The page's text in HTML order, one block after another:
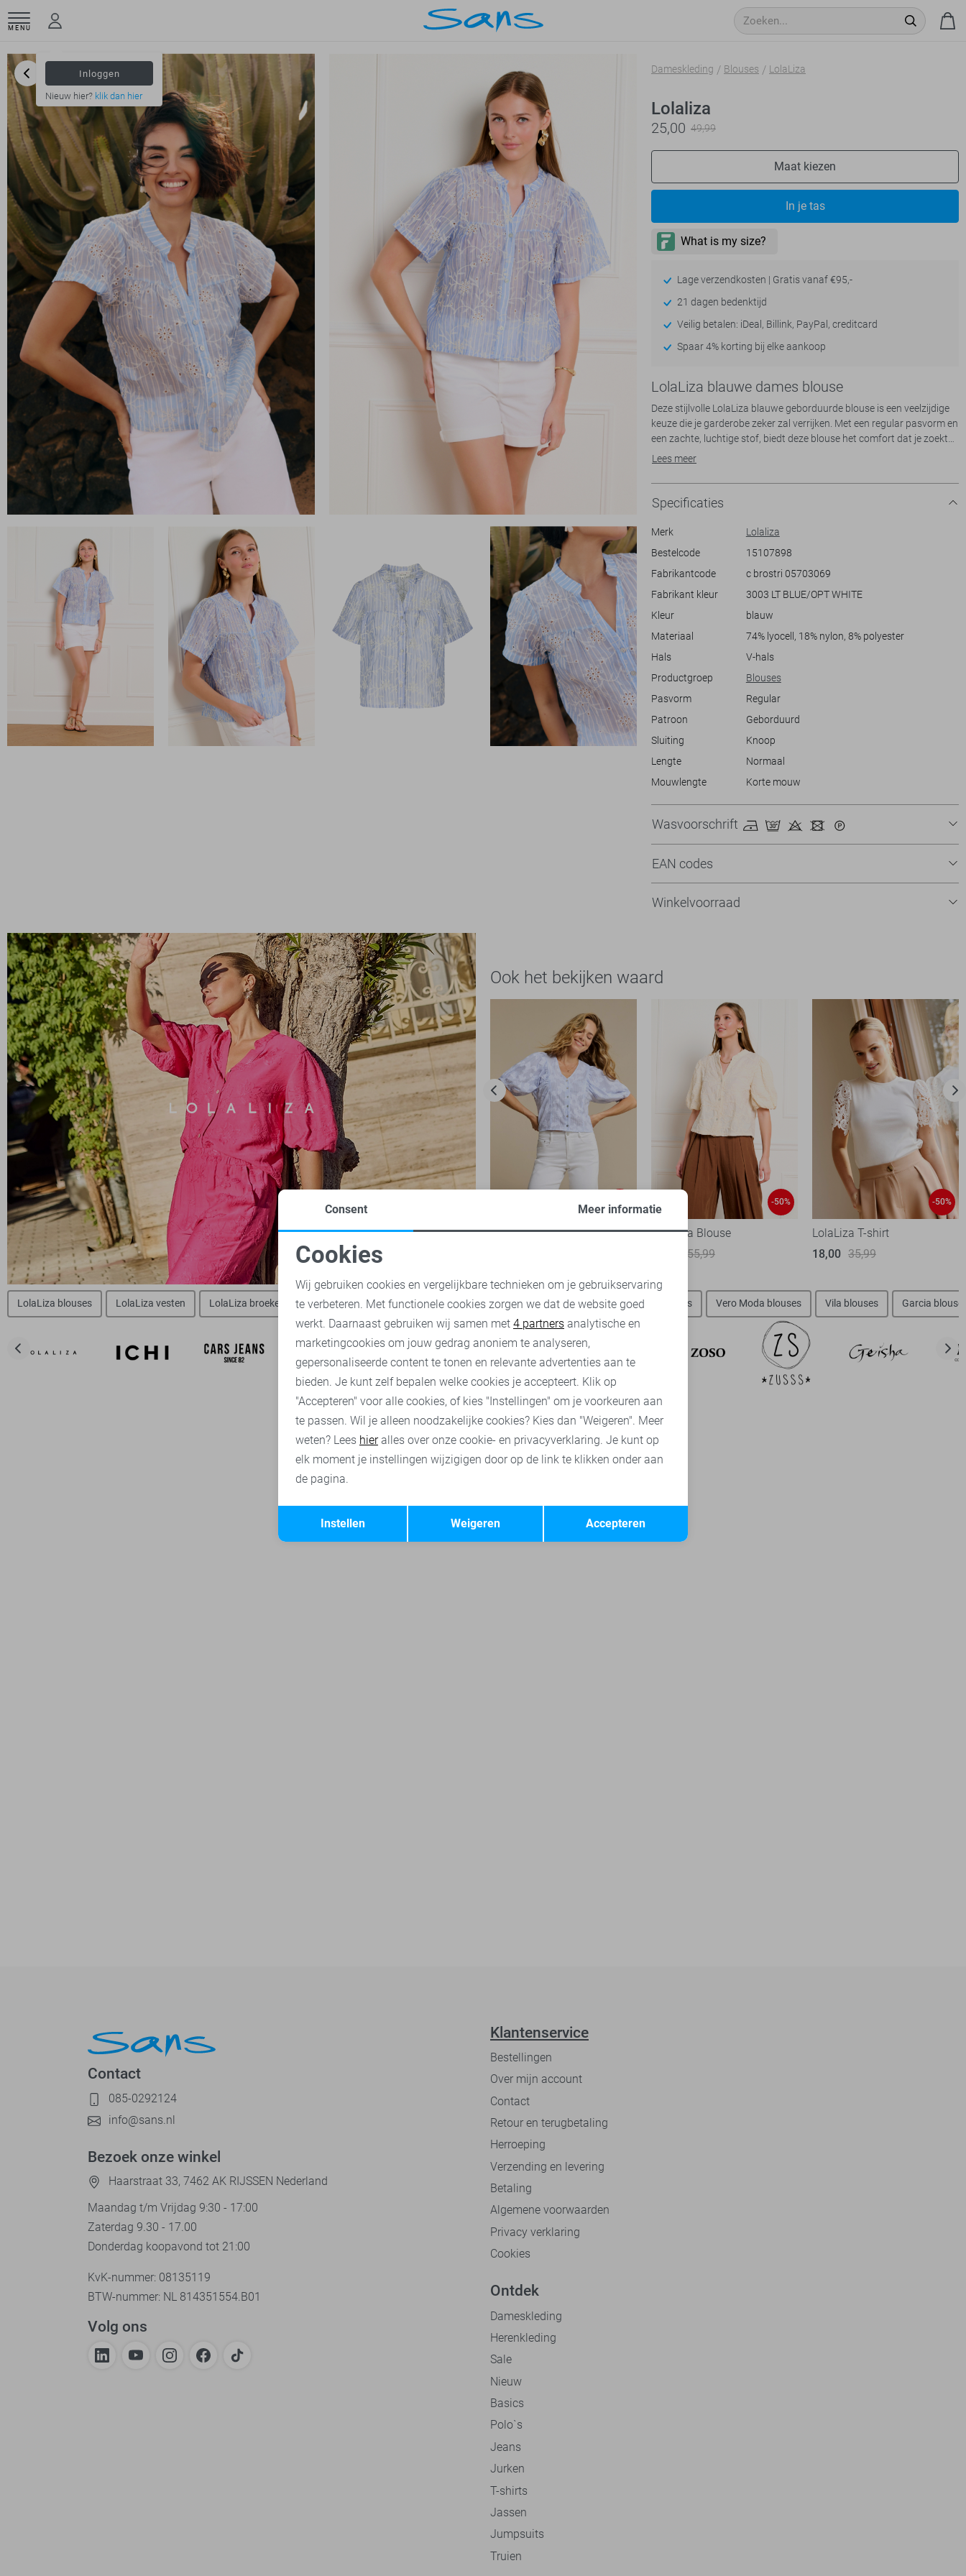
MENU
Inloggen
Nieuw hier? klik dan hier
Dameskleding Blouses LolaLiza
Lolaliza
25,00 49,99
Maat kiezen
In je tas
Lage verzendkosten | Gratis vanaf €95,-
21 dagen bedenktijd
Veilig betalen: iDeal, Billink, PayPal, creditcard
Spaar 4% korting bij elke aankoop
LolaLiza blauwe dames blouse
Deze stijlvolle LolaLiza blauwe geborduurde blouse is een veelzijdige
keuze die je garderobe zeker zal verrijken. Met een regular pasvorm en
een zachte, luchtige stof, biedt deze blouse het comfort dat je zoekt
op warme zomerdagen. De subtiele V-hals en de elegante
geborduurde details zorgen voor een speelse en vrouwelijke
uitstraling. Perfect voor een casual dagje uit.
De korte mouwen en de normale lengte maken deze blouse ideaal om
look. Of je nu een middag op een terras doorbrengt of een wandeling
langs het strand maakt, deze blouse past zich moeiteloos aan elke
zomerse activiteit aan. Door het subtiele patroon en de luchtige
ongeacht de gelegenheid.
Lees meer
Specificaties
Merk
Lolaliza
Bestelcode
15107898
Fabrikantcode
c brostri 05703069
Fabrikant kleur
3003 LT BLUE/OPT WHITE
Kleur
blauw
Materiaal
74% lyocell, 18% nylon, 8% polyester
Hals
V-hals
Productgroep
Blouses
Pasvorm
Regular
Patroon
Geborduurd
Sluiting
Knoop
Lengte
Normaal
Mouwlengte
Korte mouw
Wasvoorschrift
EAN codes
Winkelvoorraad
Ook het bekijken waard
Red Button Blouse
-50%
LolaLiza Blouse
55,99
-50%
LolaLiza T-shirt
18,00 35,99
LolaLiza blouses LolaLiza vesten LolaLiza broeken LolaLiza tops LolaLiza t-shirts Jacqueline de Yong blouses Only blouses Vero Moda blouses Vila blouses Garcia
Contact
085-0292124
info@sans.nl
Bezoek onze winkel
Haarstraat 33, 7462 AK RIJSSEN Nederland
Maandag t/m Vrijdag 9:30 - 17:00
Zaterdag 9.30 - 17.00
Donderdag koopavond tot 21:00
KvK-nummer: 08135119
BTW-nummer: NL 814351554.B01
Volg ons
Klantenservice
Bestellingen
Over mijn account
Contact
Retour en terugbetaling
Herroeping
Verzending en levering
Betaling
Algemene voorwaarden
Privacy verklaring
Cookies
Ontdek
Dameskleding
Herenkleding
Sale
Nieuw
Basics
Polo`s
Jeans
Jurken
T-shirts
Jassen
Jumpsuits
Truien
Noodzakelijke cookies
Analytische cookies Marketing cookies
Terug Opslaan
Consent Meer informatie
Cookies
Wij gebruiken cookies en vergelijkbare technieken om je gebruikservaring
te verbeteren. Met functionele cookies zorgen we dat de website goed
werkt. Daarnaast gebruiken wij samen met 4 partners analytische en
marketingcookies om jouw gedrag anoniem te analyseren,
gepersonaliseerde content te tonen en relevante advertenties aan te
bieden. Je kunt zelf bepalen welke cookies je accepteert. Klik op
"Accepteren" voor alle cookies, of kies "Instellingen" om je voorkeuren aan
te passen. Wil je alleen noodzakelijke cookies? Kies dan "Weigeren". Meer
weten? Lees hieralles over onze cookie- en privacyverklaring. Je kunt op
elk moment je instellingen wijzigigen door op de link te klikken onder aan
de pagina.
Accepteren
Weigeren
Instellen